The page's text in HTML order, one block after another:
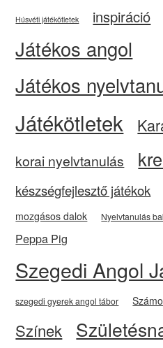
Húsvéti játékötletek inspiráció
Játékos angol
Játékos
Játékötletek
korai nyelvtanulás
készségfejlesztő játékok
mozgásos dalok
Nyelvtanulás
Peppa Pig
Szegedi Angol
szegedi gyerek angol tábor
Színek